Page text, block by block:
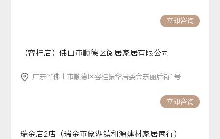
立即咨询
（容桂店）佛山市顺德区阅居家居有限公司
广东省佛山市顺德区容桂振华居委会东丽后街1号
立即咨询
瑞金店2店（瑞金市象湖镇和源建材家居商行）